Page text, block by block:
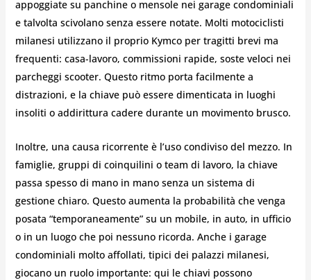
appoggiate su panchine o mensole nei garage condominiali
e talvolta scivolano senza essere notate. Molti motociclisti
milanesi utilizzano il proprio Kymco per tragitti brevi ma
frequenti: casa-lavoro, commissioni rapide, soste veloci nei
parcheggi scooter. Questo ritmo porta facilmente a
distrazioni, e la chiave può essere dimenticata in luoghi
insoliti o addirittura cadere durante un movimento brusco.
Inoltre, una causa ricorrente è l’uso condiviso del mezzo. In
famiglie, gruppi di coinquilini o team di lavoro, la chiave
passa spesso di mano in mano senza un sistema di
gestione chiaro. Questo aumenta la probabilità che venga
posata “temporaneamente” su un mobile, in auto, in ufficio
o in un luogo che poi nessuno ricorda. Anche i garage
condominiali molto affollati, tipici dei palazzi milanesi,
giocano un ruolo importante: qui le chiavi possono